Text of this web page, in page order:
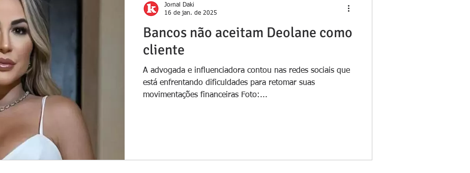
Bancos não aceitam Deolane como
cliente
A advogada e influenciadora contou nas redes sociais que
está enfrentando dificuldades para retomar suas
movimentações financeiras Foto:...
Jornal Daki
16 de jan. de 2025